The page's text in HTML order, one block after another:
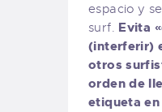
espacio y
surf. Evita
(interferir)
otros
orden de
etiqueta en